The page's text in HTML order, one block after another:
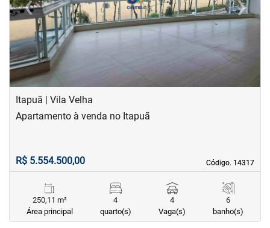
Previous Next
Itapuã | Vila Velha
Código. 14317
Código. 14317
Apartamento à venda no Itapuã
R$ 5.554.500,00
250,11 m²
Área principal
4
quarto(s)
4
Vaga(s)
6
banho(s)